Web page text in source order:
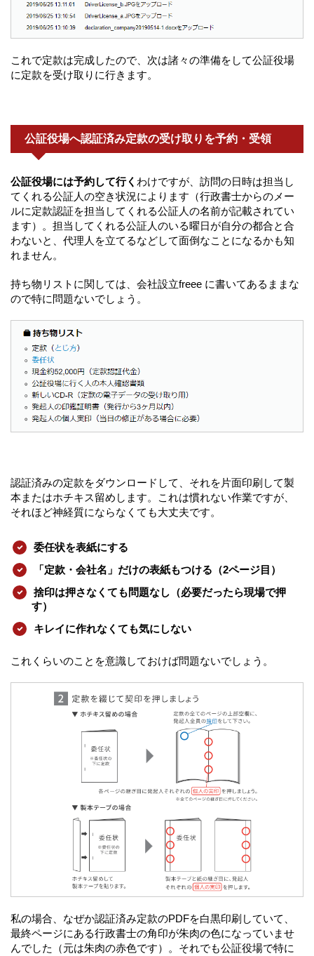
これで定款は完成したので、次は諸々の準備をして公証役場
に定款を受け取りに行きます。
公証役場へ認証済み定款の受け取りを予約・受領
公証役場には予約して行く わけですが、訪問の日時は担当し
てくれる公証人の空き状況によります（行政書士からのメー
ルに定款認証を担当してくれる公証人の名前が記載されてい
ます）。担当してくれる公証人のいる曜日が自分の都合と合
わないと、代理人を立てるなどして面倒なことになるかも知
れません。
持ち物リストに関しては、会社設立freee に書いてあるままな
ので特に問題ないでしょう。
認証済みの定款をダウンロードして、それを片面印刷して製
本またはホチキス留めします。これは慣れない作業ですが、
それほど神経質にならなくても大丈夫です。
委任状を表紙にする
「定款・会社名」だけの表紙もつける（2ページ目）
捨印は押さなくても問題なし（必要だったら現場で押
す）
キレイに作れなくても気にしない
これくらいのことを意識しておけば問題ないでしょう。
私の場合、なぜか認証済み定款のPDFを白黒印刷していて、
最終ページにある行政書士の角印が朱肉の色になっていませ
んでした（元は朱肉の赤色です）。それでも公証役場で特に